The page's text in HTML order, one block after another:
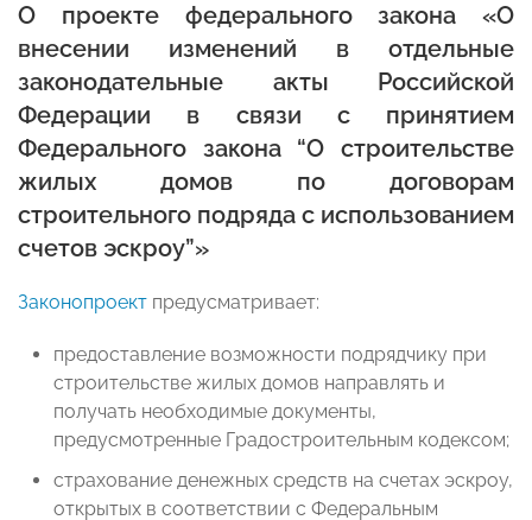
О проекте федерального закона «О
внесении изменений в отдельные
законодательные акты Российской
Федерации в связи с принятием
Федерального закона “О строительстве
жилых домов по договорам
строительного подряда с использованием
счетов эскроу”»
Законопроект предусматривает:
предоставление возможности подрядчику при
строительстве жилых домов направлять и
получать необходимые документы,
предусмотренные Градостроительным кодексом;
страхование денежных средств на счетах эскроу,
открытых в соответствии с Федеральным